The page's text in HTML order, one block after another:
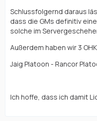
Schlussfolgernd daraus
dass die GMs definitiv
solche im
Außerdem haben wir 3
Jaig Platoon - Rancor
Ich hoffe, dass ich damit